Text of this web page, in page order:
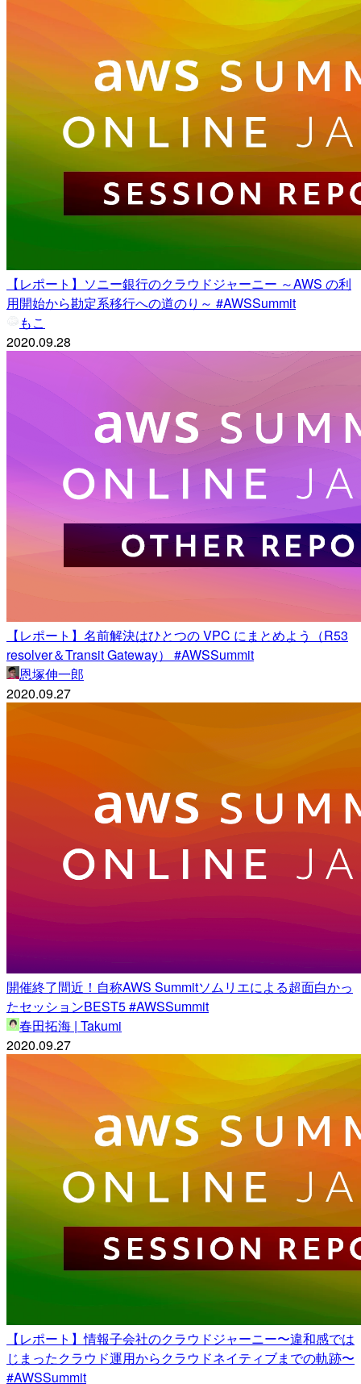
【レポート】ソニー銀行のクラウドジャーニー ～AWS の利
用開始から勘定系移行への道のり～ #AWSSummit
もこ
2020.09.28
【レポート】名前解決はひとつの VPC にまとめよう（R53
resolver＆Transit Gateway） #AWSSummit
恩塚伸一郎
2020.09.27
開催終了間近！自称AWS Summitソムリエによる超面白かっ
たセッションBEST5 #AWSSummit
春田拓海 | Takumi
2020.09.27
【レポート】情報子会社のクラウドジャーニー〜違和感では
じまったクラウド運用からクラウドネイティブまでの軌跡〜
#AWSSummit